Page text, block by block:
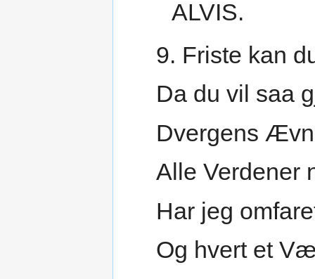
ALVIS.
9. Friste kan
Da du vil saa
Dvergens
Alle Verdener
Har jeg
Og hvert et